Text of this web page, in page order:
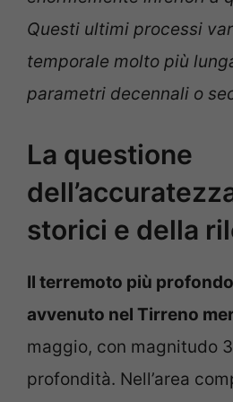
Questi ultimi processi
temporale molto più
parametri decennali o
La questione
storici e della
Il terremoto più
avvenuto nel Tirreno
maggio, con magnitudo
profondità. Nell’area